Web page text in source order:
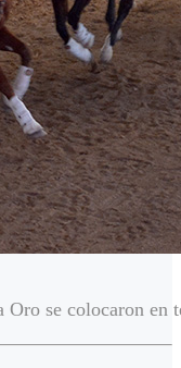
Oro se colocaron